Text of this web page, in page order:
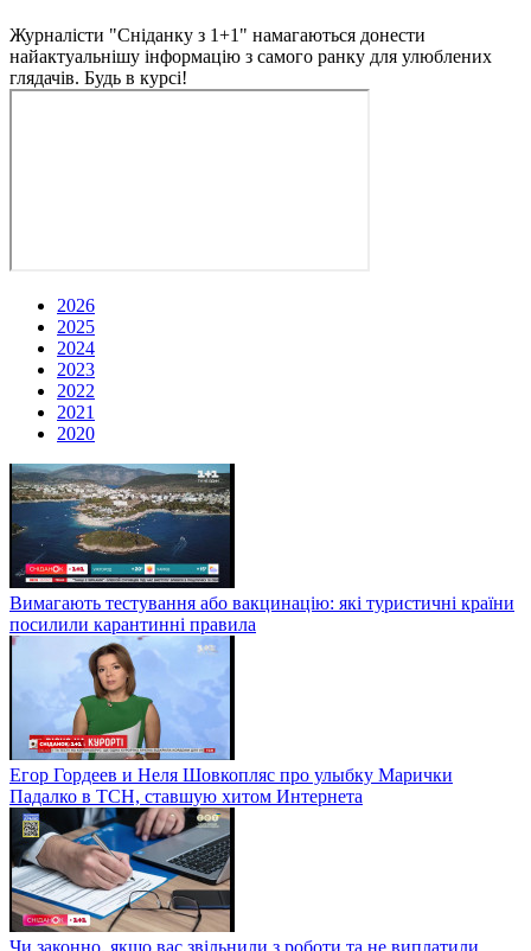
Журналісти "Сніданку з 1+1" намагаються донести
найактуальнішу інформацію з самого ранку для улюблених
глядачів. Будь в курсі!
2026
2025
2024
2023
2022
2021
2020
Вимагають тестування або вакцинацію: які туристичні країни
посилили карантинні правила
Егор Гордеев и Неля Шовкопляс про улыбку Марички
Падалко в ТСН, ставшую хитом Интернета
Чи законно, якщо вас звільнили з роботи та не виплатили